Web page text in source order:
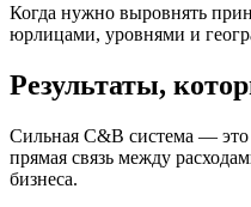
Когда нужно выровнять
юрлицами, уровнями и
Результаты,
Сильная C&B система — это
прямая связь между
бизнеса.